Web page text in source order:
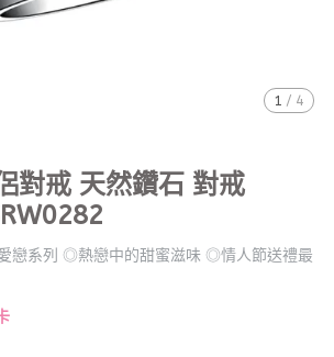
1 / 4
對戒 天然鑽石 對戒
戀系列 ◎熱戀中的甜蜜滋味 ◎情人節送禮最